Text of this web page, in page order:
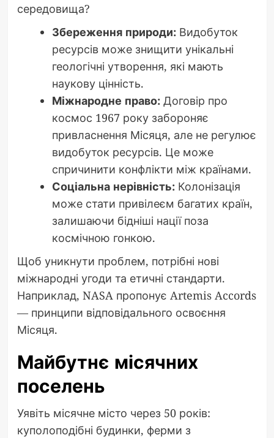
середовища?
Збереження природи:Видобуток
ресурсів може знищити унікальні
геологічні утворення, які мають
наукову цінність.
Міжнародне право:Договір про
космос 1967 року забороняє
привласнення Місяця, але не регулює
видобуток ресурсів. Це може
спричинити конфлікти між країнами.
Соціальна нерівність:Колонізація
може стати привілеєм багатих країн,
залишаючи бідніші нації поза
космічною гонкою.
Щоб уникнути проблем, потрібні нові
міжнародні угоди та етичні стандарти.
Наприклад, NASA пропонує Artemis Accords
— принципи відповідального освоєння
Місяця.
Майбутнє місячних
поселень
Уявіть місячне місто через 50 років:
куполоподібні будинки, ферми з